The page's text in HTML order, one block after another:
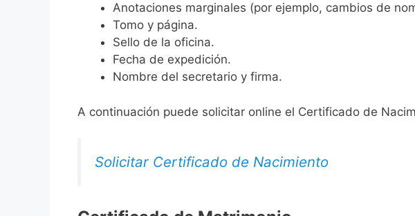
Anotaciones marginales (por ejemplo, cambios de
Tomo y página.
Sello de la oficina.
Fecha de expedición.
Nombre del secretario y firma.
A continuación puede solicitar online el Certificado de
Solicitar Certificado de Nacimiento